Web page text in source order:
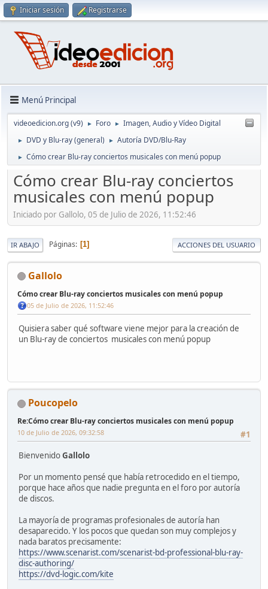
Iniciar sesión Registrarse
Menú Principal
videoedicion.org (v9) ► Foro ► Imagen, Audio y Vídeo Digital
► DVD y Blu-ray (general) ► Autoría DVD/Blu-Ray
► Cómo crear Blu-ray conciertos musicales con menú popup
Cómo crear Blu-ray conciertos
musicales con menú popup
Iniciado por Gallolo, 05 de Julio de 2026, 11:52:46
IR ABAJO Páginas 1 ACCIONES DEL USUARIO
Gallolo
Cómo crear Blu-ray conciertos musicales con menú popup
05 de Julio de 2026, 11:52:46
Quisiera saber qué software viene mejor para la creación de
un Blu-ray de conciertos musicales con menú popup
Poucopelo
Re:Cómo crear Blu-ray conciertos musicales con menú popup
#1
10 de Julio de 2026, 09:32:58
BienvenidoGallolo
Por un momento pensé que había retrocedido en el tiempo,
porque hace años que nadie pregunta en el foro por autoría
de discos.
La mayoría de programas profesionales de autoría han
desaparecido. Y los pocos que quedan son muy complejos y
nada baratos precisamente:
https://www.scenarist.com/scenarist-bd-professional-blu-ray-
disc-authoring/
https://dvd-logic.com/kite